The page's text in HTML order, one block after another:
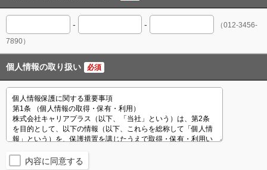
- -
（012-3456-
7890）
個人情報の取り扱い 必須
内容に同意する